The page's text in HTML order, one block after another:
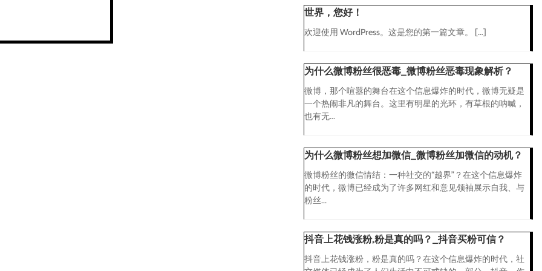
世界，您好！
欢迎使用 WordPress。这是您的第一篇文章。 […]
为什么微博粉丝很恶毒_微博粉丝恶毒现象解析？
微博，那个喧嚣的舞台在这个信息爆炸的时代，微博无疑是
一个热闹非凡的舞台。这里有明星的光环，有草根的呐喊，
也有无...
为什么微博粉丝想加微信_微博粉丝加微信的动机？
微博粉丝的微信情结：一种社交的“越界”？在这个信息爆炸
的时代，微博已经成为了许多网红和意见领袖展示自我、与
粉丝...
抖音上花钱涨粉,粉是真的吗？_抖音买粉可信？
抖音上花钱涨粉，粉是真的吗？在这个信息爆炸的时代，社